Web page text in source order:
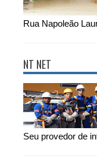
Rua Napoleão
NT NET
Seu provedor de